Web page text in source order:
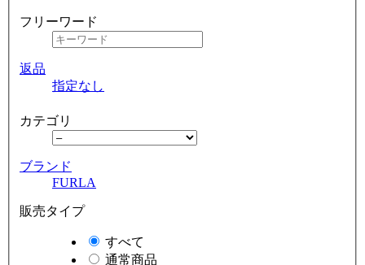
フリーワード
返品
指定なし
カテゴリ
ブランド
FURLA
販売タイプ
すべて
通常商品